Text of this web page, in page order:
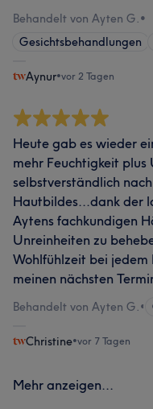
Behandelt von Ayten G.•
Gesichtsbehandlungen
Aynur•vor 2 Tagen
Heute gab es wieder
mehr Feuchtigkeit
selbstverständlich
Hautbildes...dank der
Aytens fachkundigen
Unreinheiten zu
Wohlfühlzeit bei jedem
meinen nächsten
Behandelt von Ayten G.•
Christine•vor 7 Tagen
Mehr anzeigen...